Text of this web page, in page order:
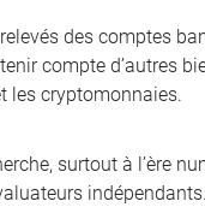
des comptes
compte d’autres
les cryptomonnaies.
surtout à l’ère